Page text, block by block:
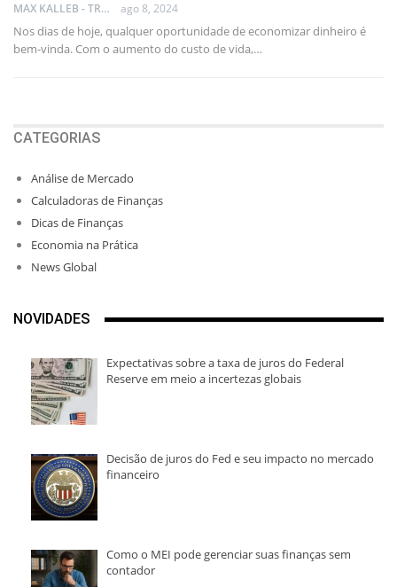
MAX KALLEB - TRADER ago 8, 2024
Nos dias de hoje, qualquer oportunidade de economizar dinheiro é
bem-vinda. Com o aumento do custo de vida,…
CATEGORIAS
Análise de Mercado
Calculadoras de Finanças
Dicas de Finanças
Economia na Prática
News Global
NOVIDADES
Expectativas sobre a taxa de juros do Federal
Reserve em meio a incertezas globais
Decisão de juros do Fed e seu impacto no mercado
financeiro
Como o MEI pode gerenciar suas finanças sem
contador